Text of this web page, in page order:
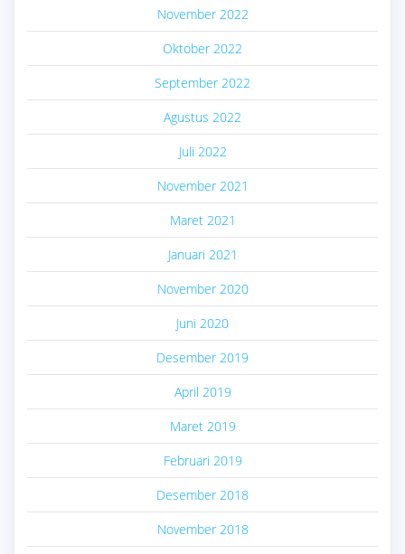
November 2022
Oktober 2022
September 2022
Agustus 2022
Juli 2022
November 2021
Maret 2021
Januari 2021
November 2020
Juni 2020
Desember 2019
April 2019
Maret 2019
Februari 2019
Desember 2018
November 2018